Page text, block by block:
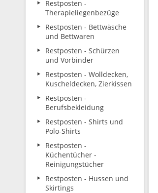
Restposten -
Therapieliegenbezüge
Restposten - Bettwäsche
und Bettwaren
Restposten - Schürzen
und Vorbinder
Restposten - Wolldecken,
Kuscheldecken, Zierkissen
Restposten -
Berufsbekleidung
Restposten - Shirts und
Polo-Shirts
Restposten -
Küchentücher -
Reinigungstücher
Restposten - Hussen und
Skirtings